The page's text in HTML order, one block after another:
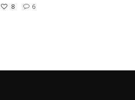
8 6